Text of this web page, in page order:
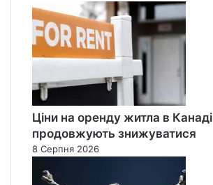
Ціни на оренду житла в Канаді
продовжують знижуватися
8 Серпня 2026